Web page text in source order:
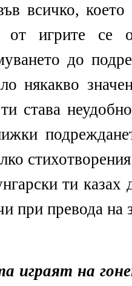
всичко,
от игрите се
до
някакво
става
ти
при превода на
играят на